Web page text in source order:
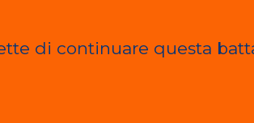
di continuare questa